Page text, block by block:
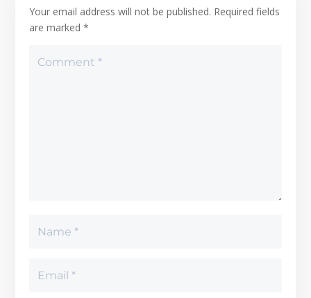
Your email address will not be published. Required fields
are marked*